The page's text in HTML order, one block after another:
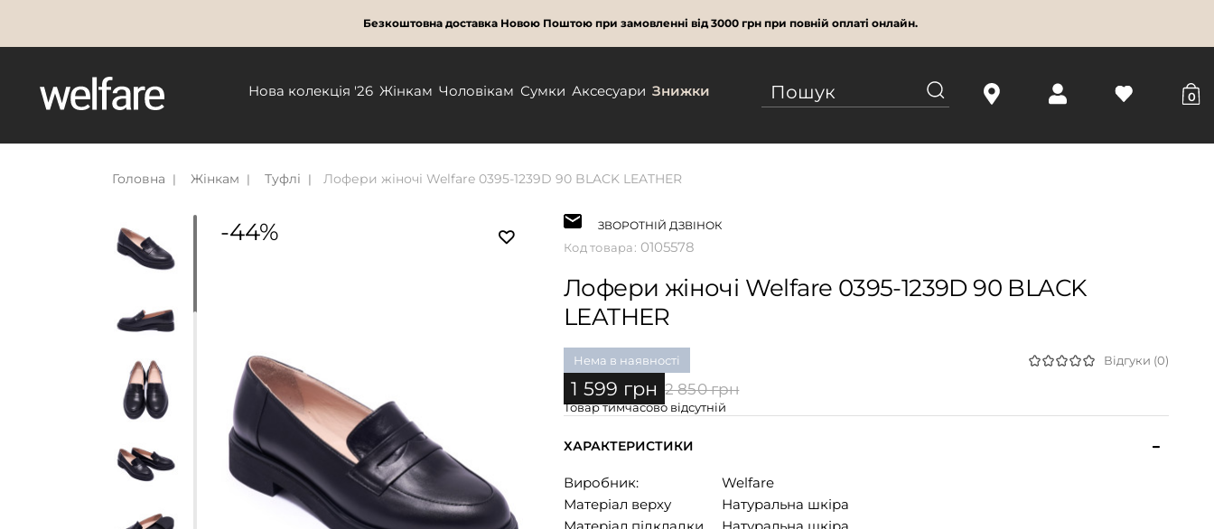
Безкоштовна доставка Новою Поштою при замовленні від 3000 грн при повній оплаті онлайн.
Нова колекція '26 Жінкам Чоловікам Сумки Аксесуари Знижки 0
Головна Жінкам Туфлі Лофери жіночі Welfare 0395-1239D 90 BLACK LEATHER
-44% ЗВОРОТНІЙ ДЗВІНОК
Код товара: 0105578
Лофери жіночі Welfare 0395-1239D 90 BLACK
LEATHER
Нема в наявності Відгуки (0)
Товар тимчасово відсутній
1 599 грн 2 850 грн
ХАРАКТЕРИСТИКИ
Виробник:
Welfare
Матеріал верху
Натуральна шкіра